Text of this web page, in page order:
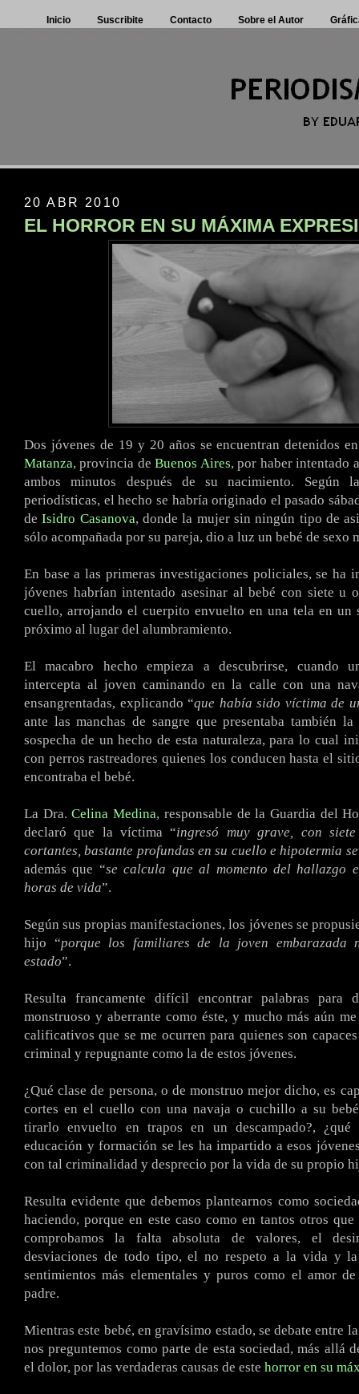
Inicio Suscribite Contacto Sobre el Autor
20 ABR 2010
EL HORROR EN SU MÁXIMA
Dos jóvenes de 19 y 20 años se encuentran detenidos
Matanza, provincia deBuenos Aires, por haber intentado
ambos minutos después de su nacimiento. Según
periodísticas, el hecho se habría originado el pasado
de Isidro Casanova, donde la mujer sin ningún tipo de
sólo acompañada por su pareja, dio a luz un bebé de sexo
En base a las primeras investigaciones policiales, se ha
jóvenes habrían intentado asesinar al bebé con siete u
cuello, arrojando el cuerpito envuelto en una tela en un
próximo al lugar del alumbramiento.
El macabro hecho empieza a descubrirse, cuando
intercepta al joven caminando en la calle con una
ensangrentadas, explicando “que había sido víctima de
ante las manchas de sangre que presentaba también
sospecha de un hecho de esta naturaleza, para lo cual
con perros rastreadores quienes los conducen hasta el
encontraba el bebé.
La Dra.Celina Medina, responsable de la Guardia del
declaró que la víctima “ingresó muy grave, con
cortantes, bastante profundas en su cuello e hipotermia
además que “se calcula que al momento del hallazgo
horas de vida”.
Según sus propias manifestaciones, los jóvenes se
hijo “porque los familiares de la joven embarazada
estado”.
Resulta francamente difícil encontrar palabras para
monstruoso y aberrante como éste, y mucho más aún
calificativos que se me ocurren para quienes son
criminal y repugnante como la de estos jóvenes.
¿Qué clase de persona, o de monstruo mejor dicho, es
cortes en el cuello con una navaja o cuchillo a su
tirarlo envuelto en trapos en un descampado?,
educación y formación se les ha impartido a esos
con tal criminalidad y desprecio por la vida de su propio
Resulta evidente que debemos plantearnos como
haciendo, porque en este caso como en tantos otros
comprobamos la falta absoluta de valores, el
desviaciones de todo tipo, el no respeto a la vida y
sentimientos más elementales y puros como el amor
padre.
Mientras este bebé, en gravísimo estado, se debate entre
nos preguntemos como parte de esta sociedad, más allá
el dolor, por las verdaderas causas de este horror en su